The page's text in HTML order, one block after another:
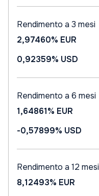
Rendimento a 3 mesi
2,97460% EUR
0,92359% USD
Rendimento a 6 mesi
1,64861% EUR
-0,57899% USD
Rendimento a 12 mesi
8,12493% EUR